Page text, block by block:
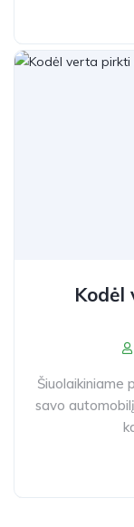
Šiuolaikiniame
savo